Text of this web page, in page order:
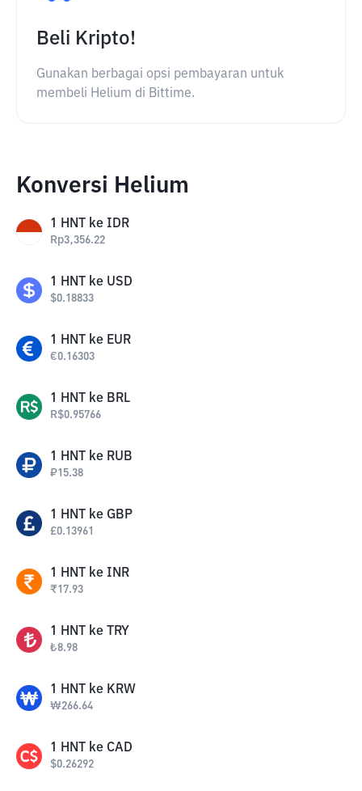
Beli Kripto!
Gunakan berbagai opsi pembayaran untuk
membeli Helium di Bittime.
Konversi Helium
1 HNT ke IDR
Rp3,356.22
1 HNT ke USD
$0.18833
1 HNT ke EUR
€0.16303
1 HNT ke BRL
R$0.95766
1 HNT ke RUB
₽15.38
1 HNT ke GBP
£0.13961
1 HNT ke INR
₹17.93
1 HNT ke TRY
₺8.98
1 HNT ke KRW
₩266.64
1 HNT ke CAD
$0.26292